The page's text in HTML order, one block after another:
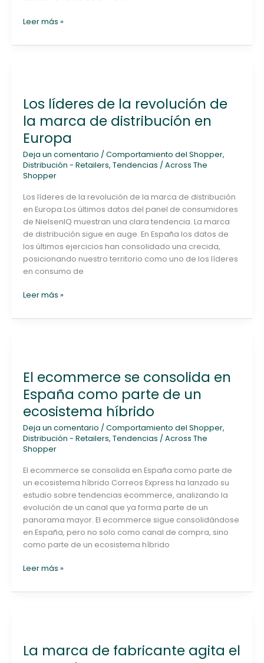
Leer más »
Los líderes de la revolución de
la marca de distribución en
Europa
Deja un comentario /Comportamiento del Shopper,
Distribución - Retailers,Tendencias /Across The
Shopper
Los líderes de la revolución de la marca de distribución
en Europa Los últimos datos del panel de consumidores
de NielsenIQ muestran una clara tendencia. La marca
de distribución sigue en auge. En España los datos de
los últimos ejercicios han consolidado una crecida,
posicionando nuestro territorio como uno de los líderes
en consumo de
de
la
revolución
de
la
marca
de
en
Europa
Leer más »
El ecommerce se consolida en
España como parte de un
ecosistema híbrido
Deja un comentario /Comportamiento del Shopper,
Distribución - Retailers,Tendencias /Across The
Shopper
El ecommerce se consolida en España como parte de
un ecosistema híbrido Correos Express ha lanzado su
estudio sobre tendencias ecommerce, analizando la
evolución de un canal que ya forma parte de un
panorama mayor. El ecommerce sigue consolidándose
en España, pero no solo como canal de compra, sino
como parte de un ecosistema híbrido
se
consolida
en
España
como
parte
de
ecosistema
híbrido
Leer más »
La marca de fabricante agita el
de